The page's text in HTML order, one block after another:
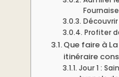
Profiter
Que faire à
itinéraire
Jour 1 :